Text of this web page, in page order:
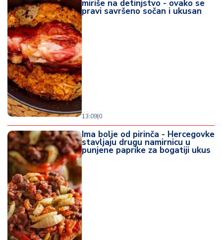
miriše na detinjstvo - ovako se
pravi savršeno sočan i ukusan
13:09|0
Ima bolje od pirinča - Hercegovke
stavljaju drugu namirnicu u
punjene paprike za bogatiji ukus